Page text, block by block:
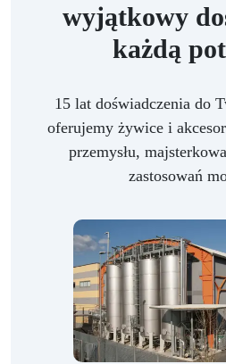
wyjątkowy
każdą
15 lat doświadczenia do
oferujemy żywice i
przemysłu,
zastosowań